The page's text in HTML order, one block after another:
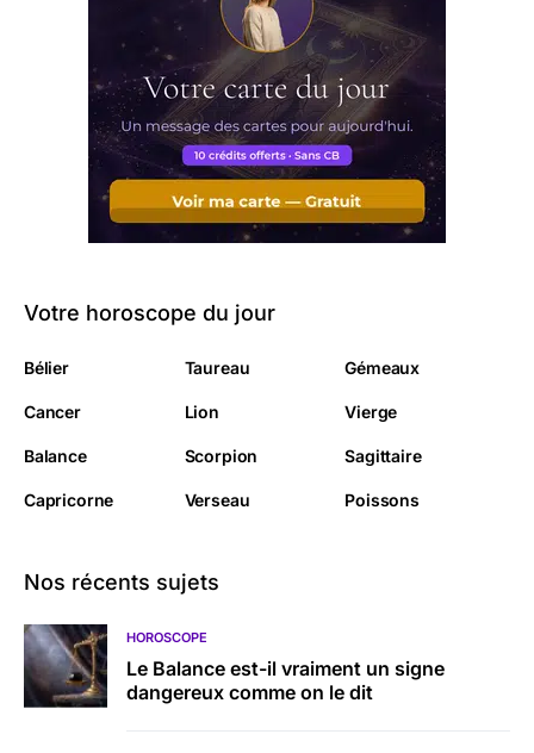
Votre horoscope du jour
Bélier Taureau Gémeaux
Cancer Lion Vierge
Balance Scorpion Sagittaire
Capricorne Verseau Poissons
Nos récents sujets
HOROSCOPE
Le Balance est-il vraiment un signe
dangereux comme on le dit